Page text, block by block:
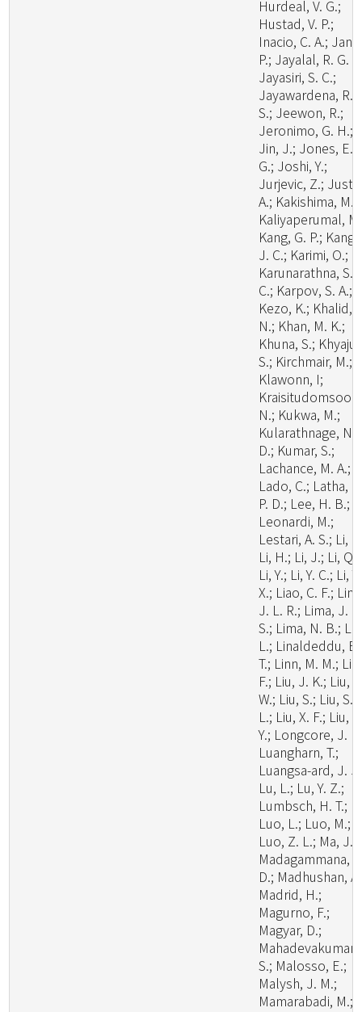
Hurdeal, V. G.;
Hustad, V. P.;
Inacio, C. A.;
P.; Jayalal, R. G.
Jayasiri, S. C.;
Jayawardena, R.
S.; Jeewon, R.;
Jeronimo, G. H.;
Jin, J.; Jones, E.
G.; Joshi, Y.;
Jurjevic, Z.;
A.; Kakishima, M.;
Kaliyaperumal,
Kang, G. P.; Kang,
J. C.; Karimi, O.;
Karunarathna, S.
C.; Karpov, S. A.;
Kezo, K.; Khalid,
N.; Khan, M. K.;
Khuna, S.; Khyaju,
S.; Kirchmair, M.;
Klawonn, I;
Kraisitudomsook,
N.; Kukwa, M.;
Kularathnage, N.
D.; Kumar, S.;
Lachance, M. A.;
Lado, C.; Latha,
P. D.; Lee, H. B.;
Leonardi, M.;
Lestari, A. S.; Li,
Li, H.; Li, J.; Li, Q.;
Li, Y.; Li, Y. C.; Li, Y.
X.; Liao, C. F.;
J. L. R.; Lima, J.
S.; Lima, N. B.;
L.; Linaldeddu, B.
T.; Linn, M. M.; Liu,
F.; Liu, J. K.; Liu,
W.; Liu, S.; Liu, S.
L.; Liu, X. F.; Liu,
Y.; Longcore, J.
Luangharn, T.;
Luangsa-ard, J.
Lu, L.; Lu, Y. Z.;
Lumbsch, H. T.;
Luo, L.; Luo, M.;
Luo, Z. L.; Ma, J.;
Madagammana,
D.; Madhushan,
Madrid, H.;
Magurno, F.;
Magyar, D.;
Mahadevakumar,
S.; Malosso, E.;
Malysh, J. M.;
Mamarabadi, M.;